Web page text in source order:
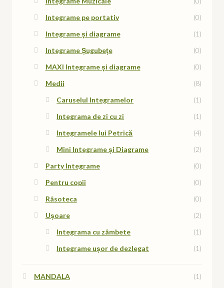
Integrame pe portativ
(0)
Integrame și diagrame
(1)
Integrame Șugubețe
(0)
MAXI Integrame și diagrame
(0)
Medii
(8)
Caruselul Integramelor
(1)
Integrama de zi cu zi
(1)
Integramele lui Petrică
(4)
Mini Integrame și Diagrame
(2)
Party Integrame
(0)
Pentru copii
(0)
Râsoteca
(0)
Ușoare
(2)
Integrama cu zâmbete
(1)
Integrame ușor de dezlegat
(1)
MANDALA
(1)